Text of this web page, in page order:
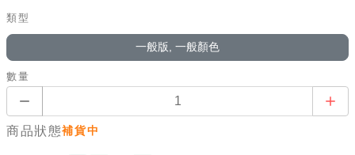
類型
一般版, 一般顏色
數量
商品狀態補貨中